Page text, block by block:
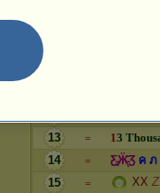
13
= 13 Thous
14
= ƸӜƷ ค ภ
15
= XX